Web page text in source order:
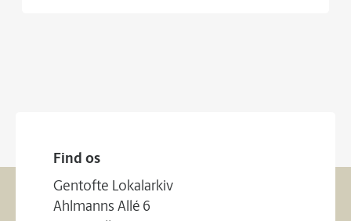
Find os
Gentofte Lokalarkiv
Ahlmanns Allé 6